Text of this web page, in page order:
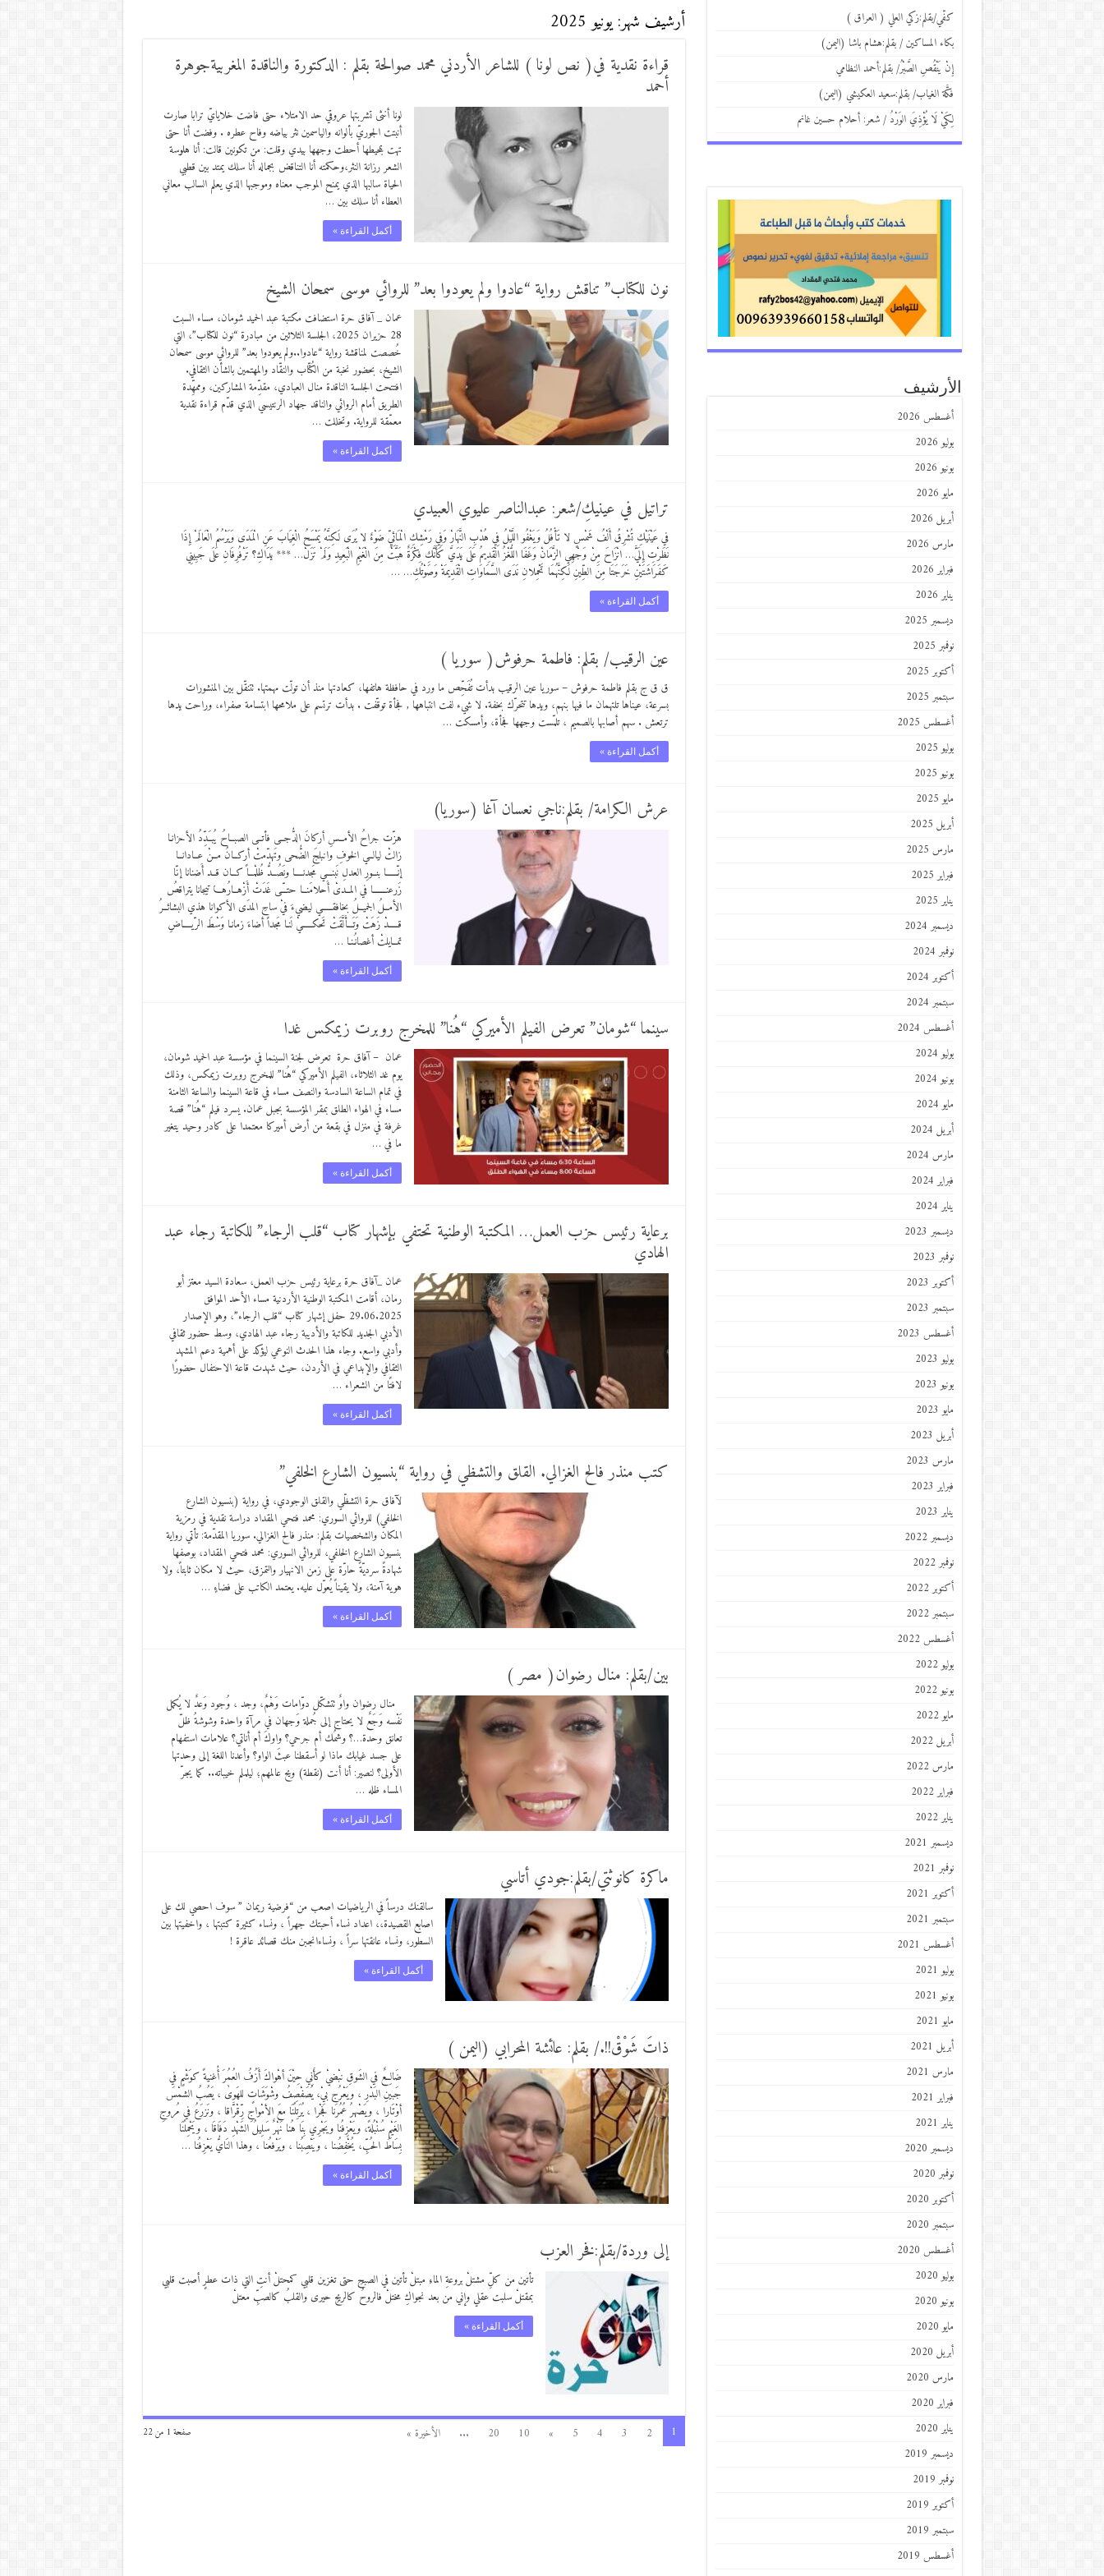
أرشيف شهر:يونيو 2025
قراءة نقدية في( نص لونا ) للشاعر الأردني محمد صوالحة بقلم : الدكتورة والناقدة المغربيةجوهرة
أحمد
لونا أنثى تشربتها عروقي حد الامتلاء حتى فاضت خلايايّ ترابا صارت
أنبتت الجوريّ بألوانه والياسمين نثر بياضه وفاح عطره . وفضت أنا حتى
تهت بمحيطها أحطت وجهها بيدي وقلت: من تكونين قالت: أنا هلوسة
الشعر رزانة النثر،وحكمته أنا التناقض بجماله أنا سلك يمتد بين قطبي
الحياة سالبها الذي يمنح الموجب معناه وموجبها الذي يعلم السالب معاني
العطاء أنا سلك بين …
أكمل القراءة »
نون للكتاب” تناقش رواية “عادوا ولم يعودوا بعد” للروائي موسى سمحان الشيخ
عمان _ آفاق حرة استضافت مكتبة عبد الحميد شومان، مساء السبت
28 حزيران 2025، الجلسة الثلاثين من مبادرة “نون للكتاب”، التي
خُصصت لمناقشة رواية “عادوا..ولم يعودوا بعد” للروائي موسى سمحان
الشيخ، بحضور نخبة من الكُتّاب والنقّاد والمهتمين بالشأن الثقافي.
افتتحت الجلسة الناقدة منال العبادي، مقدِّمة المشاركين، وممهِّدة
الطريق أمام الروائي والناقد جهاد الرنتيسي الذي قدّم قراءة نقدية
معمّقة للرواية. وتخللت …
أكمل القراءة »
تراتيل في عينيكِ/شعر: عبدالناصر عليوي العبيدي
في عَيْنَيْكِ تُشْرِقُ أَلْفُ شَمْسٍ لا تَأْفُلُ وَيَغْفُو اللَّيْلُ فِي هُدْبِ النَّهَارْ وَفِي رَمْشِكِ الْمَائِيِّ ضَوْءٌ لا يُرَى لَكِنَّهُ يَمْسَحُ الْغِيَابَ عَنِ الْمَدَى وَيَرْسُمُ الْعَالَمْ إِذَا
نَظَرْتِ إِلَيَّ… انْزَاحَ مِنْ وَجْهِي الزَّمَانْ وَغَفَا اللُّغْزُ الْقَدِيمُ عَلَى يَدَيَّ كَأَنَّكِ فِكْرَةٌ هَبَّتْ مِنَ الْغَيْمِ الْبَعِيدِ وَلَمْ تَزَلْ… *** يَدَاكِ؟ تَرْفُرِفَانِ عَلَى جَبِينِي
كَفَرَاشَتَيْنِ خَرَجَتَا مِنَ الطِّينِ لَكِنَّهُمَا تَحْمِلانِ نَدَى السَّمَاوَاتِ الْقَدِيمَةْ وَصَوْتُكِ… …
أكمل القراءة »
عين الرقيب/ بقلم: فاطمة حرفوش( سوريا )
ق ق ج بقلم فاطمة حرفوش – سوريا عين الرقيب بدأت تُفَحِّص ما ورد في حافظة هاتفها، كعادتها منذ أن تولّت مهمتها. تتنقّل بين المنشورات
بسرعة، عيناها تلتهمان ما فيها بنهم، ويدها تتحرّك بخفة. لا شيء لفت انتباهها , فجأة توقّفت . بدأت ترتسم على ملامحها ابتسامة صفراء، وراحت يدها
ترتعش . سهم أصابها بالصميم ، تلمّست وجهها فجأة، وأمسكت …
أكمل القراءة »
عرش الكرامة/ بقلم:ناجي نعسان آغا (سوريا)
هزّت جراحُ الأمــسِ أركانَ الدُّجــى فأتــى الصبــاحُ يُبـَـدِّدُ الأحزانـا
زالتْ ليالــي الخوفِ وانبلجَ الضُّحى وتَهدّمتْ أركــانُ مــنْ عــادانــا
إنّــــــا بنــورِ العدلِ نَبنـــي مَجدنــــا ونَصُــدُّ ظُلْمــاً كــان قــد أَضنانا إنّا
زَرعنــــــــا في المــدىْ أَحلامَنــا حتـّــى غَدَتْ أَزْهــارُهـــا تيجانا يتراقصُ
الأمــلُ الجميــلُ بخافقـــــي ليضيءَ فيْ ساحِ المدَى الأكوانا هذي البشائــرُ
قـــــدْ زَهَتْ وَتَـــأَلَّقَتْ تَحكـــــيْ لَنـا مَجداً أضاءَ زمانـا وَسْطَ الرّيــــاضِ
تمــايلتْ أغصانُـنـا …
أكمل القراءة »
سينما “شومان” تعرض الفيلم الأميركي “هُنا” للمخرج روبرت زيمكس غدا
عمان – آفاق حرة تعرض لجنة السينما في مؤسسة عبد الحميد شومان،
يوم غد الثلاثاء، الفيلم الأميركي “هُنا” للمخرج روبرت زيمكس، وذلك
في تمام الساعة السادسة والنصف مساء في قاعة السينما والساعة الثامنة
مساء في الهواء الطلق بمقر المؤسسة بجبل عمان. يسرد فيلم “هُنا” قصة
غرفة في منزل في بقعة من أرض أميركا معتمدا على كادر وحيد يتغير
ما في …
أكمل القراءة »
برعاية رئيس حزب العمل… المكتبة الوطنية تحتفي بإشهار كتاب “قلب الرجاء” للكاتبة رجاء عبد
الهادي
عمان _آفاق حرة برعاية رئيس حزب العمل، سعادة السيد معتز أبو
رمان، أقامت المكتبة الوطنية الأردنية مساء الأحد الموافق
29.06.2025 حفل إشهار كتاب “قلب الرجاء”، وهو الإصدار
الأدبي الجديد للكاتبة والأديبة رجاء عبد الهادي، وسط حضور ثقافي
وأدبي واسع. وجاء هذا الحدث النوعي ليؤكد على أهمية دعم المشهد
الثقافي والإبداعي في الأردن، حيث شهدت قاعة الاحتفال حضورًا
لافتًا من الشعراء …
أكمل القراءة »
كتب منذر فالح الغزالي. القلق والتشظي في رواية “بنسيون الشارع الخلفي”
لآفاق حرة التشظّي والقلق الوجودي، في رواية (بنسيون الشارع
الخلفي) للروائي السوري: محمد فتحي المقداد دراسة نقدية في رمزية
المكان والشخصيات بقلم: منذر فالح الغزالي. سوريا المقدّمة: تأتي رواية
بنسيون الشارع الخلفي، للروائي السوري: محمد فتحي المقداد، بوصفها
شهادةً سرديّةً حارّة على زمن الانهيار والتمزق، حيث لا مكان ثابتاً، ولا
هوية آمنة، ولا يقيناً يُعوّل عليه. يعتمد الكاتب على فضاءٍ …
أكمل القراءة »
بين/بقلم: منال رضوان( مصر )
منال رضوان واوٌ تتشكّل دوّامات وَهْمٌ، وجد ، وُجود وَعدٌ لا يُكمل
نَفْسه وَجَعٌ لا يحتاج إلى جُملة وَجهان في مرآة واحدة وشوشةُ ظلّ
تعانق وحدة…؟ وشمُك أم جرحي؟ واوكَ أم أناتي؟ علامات استفهام
على جسد غيابك ماذا لو أسقطنا عبثَ الواو؟ وأعدنا اللغة إلى وحدتها
الأولى؟ لنصير: أنا أنت (نقطة) ويح عالمهم؛ ليلملم خيباته.. كما يجرّ
المساء ظله …
أكمل القراءة »
ماكرة كانوثتي/بقلم:جودي أتاسي
سالقنك درساً في الرياضيات اصعب من “فرضية ريمان ” سوف احصي لك على
اصابع القصيدة،، اعداد نساء أحبتك جهراً ، ونساء كثيرة كتبتها ، واخفيتها بين
السطور، ونساء عانقتها سراً ، ونساءانجبن منك قصائد عاقرة !
أكمل القراءة »
ذاتَ شَوْقْ!!./ بقلم: عائشة المحرابي (اليمن )
ضَالِعٌ في الشَوقِ نبْضيْ كأَنِي حِيْنَ أهْواكَ أَزُفُ العُمُرَ أُغنيةً كوَشْمٍ في
جَبينِ البَدْرِ ، ويَعْرُج بيْ، يُصَفْصِفُ وشْوَشَاتٍ للهَوىٰ ، يَصُبُ الشمْسَ
أوْتَارا ، ويَصْهرُ عُمُرَنا فَجْرا ، يُرَتِلُنَا معَ الأمْواجِ رِّقْرَّاقا ، ونَزرَعُ في مُروجِ
الغَيْمِ سُنْبُلةً، ويَعْزِفُنا ويَجْرِي بِنَا هُنا نَهْرٌ سَلِيلُ الشَهْدِ دَفَاقَا ، ويَحْمِلُنَا
بِسَاطُ الحُبِّ، يُخْفِضُنا ، ويَنْصِبُنا ، ويَرْفعُنا ، وهذا النَايُّ يَعْزِفُنا …
أكمل القراءة »
إلى وردة/بقلم:فخر العزب
تأتين من كلِّ مشتلْ بروعةِ الماءِ مبتلْ تأتين في الصبحِ حتى تغزين قلبي كمحتلْ أنتِ التي ذات عطرٍ أصبت قلبي
بمقتلْ سلبت عقلي وإني من بعد نجواكِ مختلْ فالروحُ كالريحِ حيرى والقلبُ كالصبِّ معتلْ
أكمل القراءة »
صفحة 1 من 22 1
2
3
4
5
»
10
20
... الأخيرة »
كفّي/بقلم:زكي العلي ( العراق )
بكاء المساكين / بقلم:هشام باشا (اليمن)
إِنْ يَنْقُصِ الصَّبْرُ/ بقلم:أحمد النظامي
فكَّة الغياب/ بقلم:سعيد العكيشي (اليمن)
لِكَيْ لَا يُؤْذِيَ الوَرْدُ / شعر: أحلام حسين غانم
الأرشيف
أغسطس 2026
يوليو 2026
يونيو 2026
مايو 2026
أبريل 2026
مارس 2026
فبراير 2026
يناير 2026
ديسمبر 2025
نوفمبر 2025
أكتوبر 2025
سبتمبر 2025
أغسطس 2025
يوليو 2025
يونيو 2025
مايو 2025
أبريل 2025
مارس 2025
فبراير 2025
يناير 2025
ديسمبر 2024
نوفمبر 2024
أكتوبر 2024
سبتمبر 2024
أغسطس 2024
يوليو 2024
يونيو 2024
مايو 2024
أبريل 2024
مارس 2024
فبراير 2024
يناير 2024
ديسمبر 2023
نوفمبر 2023
أكتوبر 2023
سبتمبر 2023
أغسطس 2023
يوليو 2023
يونيو 2023
مايو 2023
أبريل 2023
مارس 2023
فبراير 2023
يناير 2023
ديسمبر 2022
نوفمبر 2022
أكتوبر 2022
سبتمبر 2022
أغسطس 2022
يوليو 2022
يونيو 2022
مايو 2022
أبريل 2022
مارس 2022
فبراير 2022
يناير 2022
ديسمبر 2021
نوفمبر 2021
أكتوبر 2021
سبتمبر 2021
أغسطس 2021
يوليو 2021
يونيو 2021
مايو 2021
أبريل 2021
مارس 2021
فبراير 2021
يناير 2021
ديسمبر 2020
نوفمبر 2020
أكتوبر 2020
سبتمبر 2020
أغسطس 2020
يوليو 2020
يونيو 2020
مايو 2020
أبريل 2020
مارس 2020
فبراير 2020
يناير 2020
ديسمبر 2019
نوفمبر 2019
أكتوبر 2019
سبتمبر 2019
أغسطس 2019